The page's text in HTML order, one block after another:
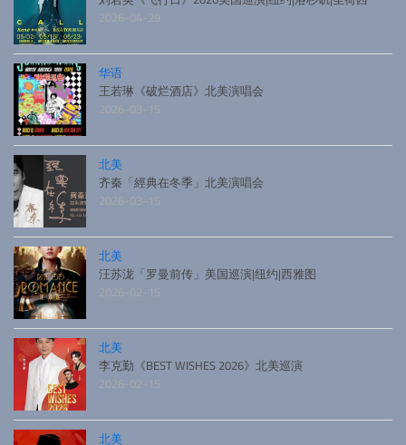
2026-04-29
华语
王若琳《破烂酒店》北美演唱会
2026-03-15
北美
齐秦「經典在冬季」北美演唱会
2026-03-15
北美
汪苏泷「罗曼前传」美国巡演|纽约|西雅图
2026-02-15
北美
李克勤《BEST WISHES 2026》北美巡演
2026-02-15
北美